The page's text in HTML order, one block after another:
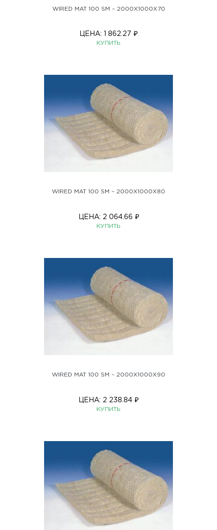
WIRED MAT 100 SM – 2000X1000X70
ЦЕНА: 1 862.27 ₽
КУПИТЬ
WIRED MAT 100 SM – 2000X1000X80
ЦЕНА: 2 064.66 ₽
КУПИТЬ
WIRED MAT 100 SM – 2000X1000X90
ЦЕНА: 2 238.84 ₽
КУПИТЬ